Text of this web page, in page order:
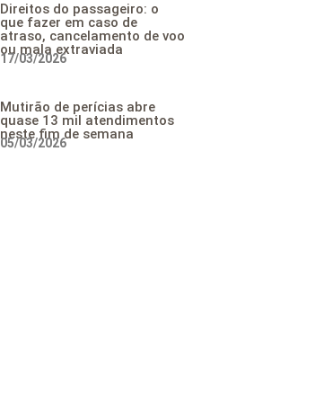
Direitos do passageiro: o
que fazer em caso de
atraso, cancelamento de voo
ou mala extraviada
17/03/2026
Mutirão de perícias abre
quase 13 mil atendimentos
neste fim de semana
05/03/2026